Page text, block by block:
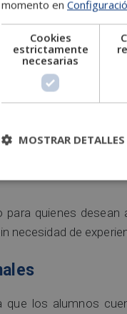
a un curso
el
la formación.
adquirir
de contenidos
quienes
necesidad de
que los alumnos
momento en
Cookies
estrictamente
necesarias
MOSTRAR DETALLES